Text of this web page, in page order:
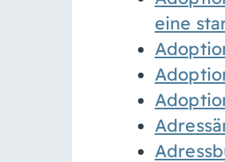
eine